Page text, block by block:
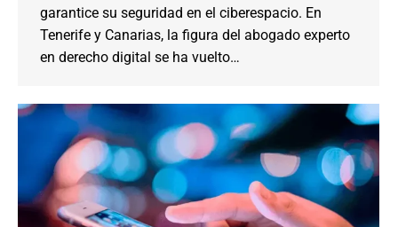
garantice su seguridad en el ciberespacio. En
Tenerife y Canarias, la figura del abogado experto
en derecho digital se ha vuelto…